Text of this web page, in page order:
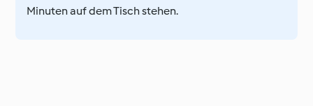
Minuten auf dem Tisch stehen.